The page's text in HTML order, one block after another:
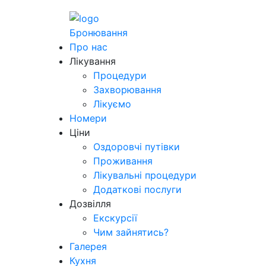
Бронювання
Про нас
Лікування
Процедури
Захворювання
Лікуємо
Номери
Ціни
Оздоровчі путівки
Проживання
Лікувальні процедури
Додаткові послуги
Дозвілля
Екскурсії
Чим зайнятись?
Галерея
Кухня